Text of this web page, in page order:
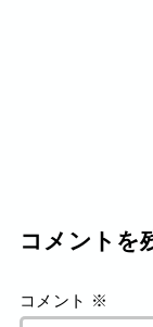
コメントを
コメント ※